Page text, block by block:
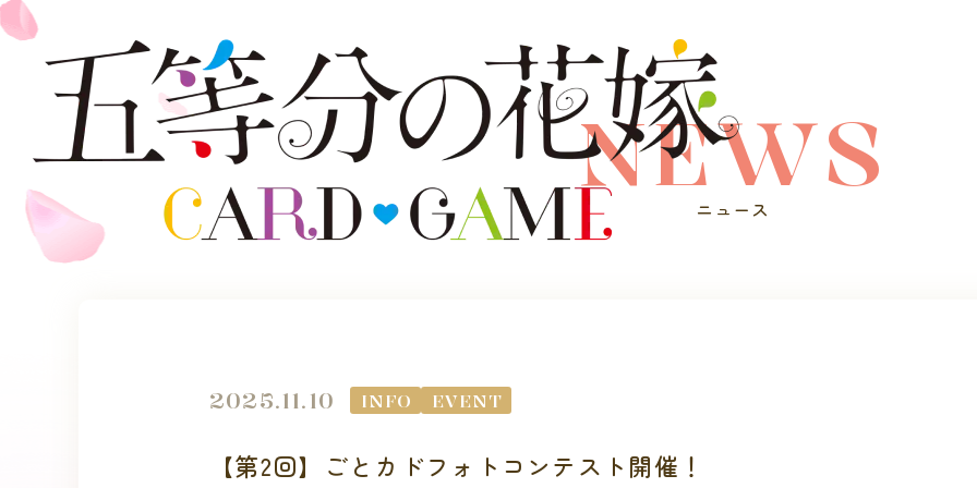
NEWS
ニュース
2025.11.10 INFO EVENT
【第2回】ごとカドフォトコンテスト開催！